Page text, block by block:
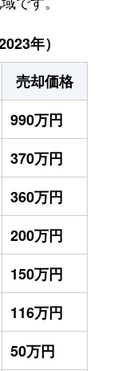
年）
売却価格
990万円
370万円
360万円
200万円
150万円
116万円
50万円